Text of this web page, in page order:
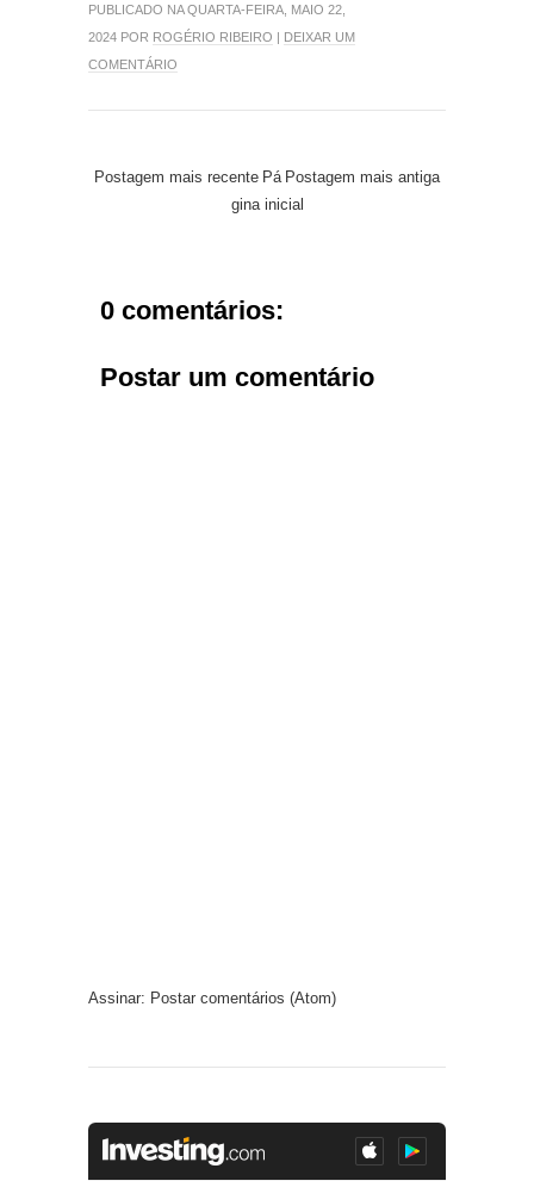
PUBLICADO NA QUARTA-FEIRA, MAIO 22,
2024 POR ROGÉRIO RIBEIRO | DEIXAR UM
COMENTÁRIO
Postagem mais recente Postagem mais antiga
Pá
gina inicial
0 comentários:
Postar um comentário
Assinar: Postar comentários (Atom)